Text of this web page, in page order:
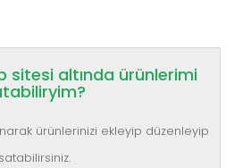
sitesi altında ürünlerimi
ürünlerinizi ekleyip düzenleyip
satabilirsiniz.